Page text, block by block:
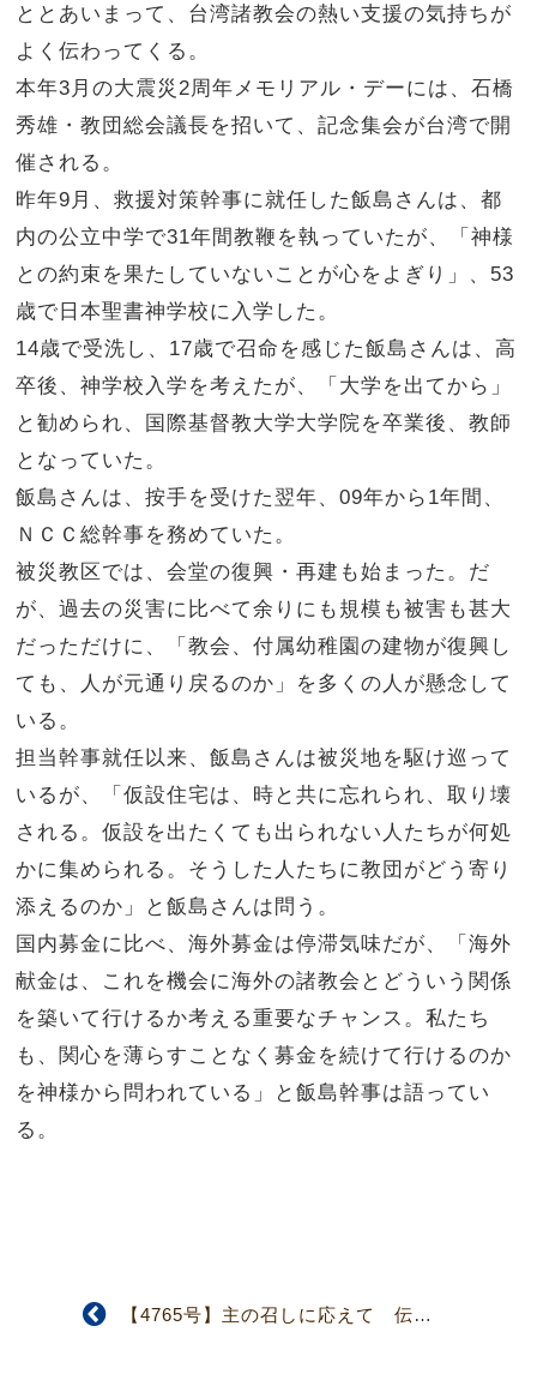
ととあいまって、台湾諸教会の熱い支援の気持ちが
よく伝わってくる。
本年3月の大震災2周年メモリアル・デーには、石橋
秀雄・教団総会議長を招いて、記念集会が台湾で開
催される。
昨年9月、救援対策幹事に就任した飯島さんは、都
内の公立中学で31年間教鞭を執っていたが、「神様
との約束を果たしていないことが心をよぎり」、53
歳で日本聖書神学校に入学した。
14歳で受洗し、17歳で召命を感じた飯島さんは、高
卒後、神学校入学を考えたが、「大学を出てから」
と勧められ、国際基督教大学大学院を卒業後、教師
となっていた。
飯島さんは、按手を受けた翌年、09年から1年間、
ＮＣＣ総幹事を務めていた。
被災教区では、会堂の復興・再建も始まった。だ
が、過去の災害に比べて余りにも規模も被害も甚大
だっただけに、「教会、付属幼稚園の建物が復興し
ても、人が元通り戻るのか」を多くの人が懸念して
いる。
担当幹事就任以来、飯島さんは被災地を駆け巡って
いるが、「仮設住宅は、時と共に忘れられ、取り壊
される。仮設を出たくても出られない人たちが何処
かに集められる。そうした人たちに教団がどう寄り
添えるのか」と飯島さんは問う。
国内募金に比べ、海外募金は停滞気味だが、「海外
献金は、これを機会に海外の諸教会とどういう関係
を築いて行けるか考える重要なチャンス。私たち
も、関心を薄らすことなく募金を続けて行けるのか
を神様から問われている」と飯島幹事は語ってい
る。
【4765号】主の召しに応えて 伝道のともしび